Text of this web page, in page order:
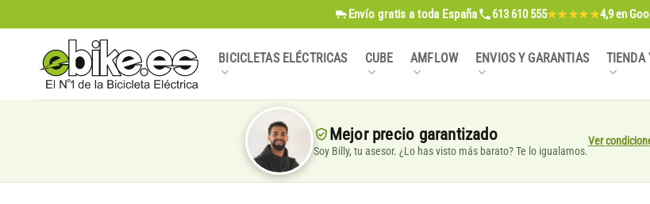
al
contenido
Envío gratis a toda España 613 610 555★★★★★4,9en
BICICLETAS ELÉCTRICAS CUBE AMFLOW ENVIOS Y GARANTIAS TIENDA
Mejor precio garantizado
Soy Billy, tu asesor. ¿Lo has visto más barato? Te lo igualamos.
Ver